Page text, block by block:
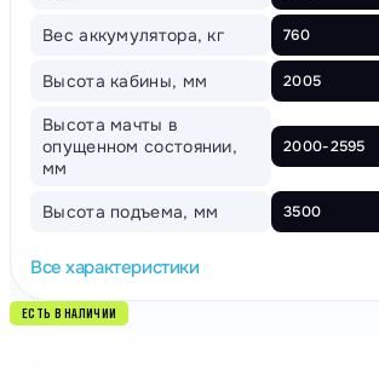
Вес аккумулятора, кг 760
Высота кабины, мм 2005
Высота мачты в
опущенном состоянии,
мм
2000-2595
Высота подъема, мм 3500
Все характеристики
ЕСТЬ В НАЛИЧИИ